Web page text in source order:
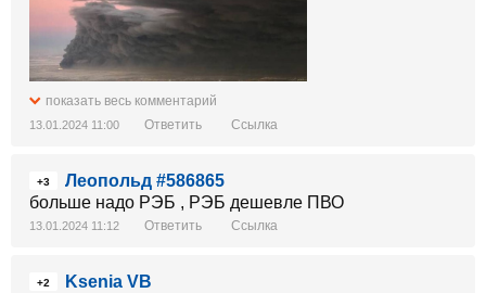
показать весь комментарий
13.01.2024 11:00 Ответить Ссылка
+3
Леопольд #586865
больше надо РЭБ , РЭБ дешевле ПВО
13.01.2024 11:12 Ответить Ссылка
+2
Ksenia VB